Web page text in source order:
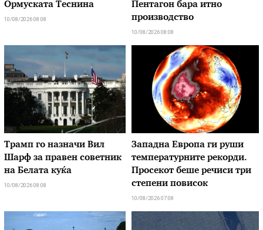
Ормуската Теснина
10/08/2026 08:08
Пентагон бара итно
производство
10/08/2026 08:08
Трамп го назначи Вил
Шарф за правен советник
на Белата куќа
10/08/2026 08:08
Западна Европа ги руши
температурните рекорди.
Просекот беше речиси три
степени повисок
10/08/2026 07:08